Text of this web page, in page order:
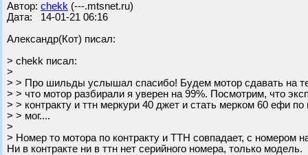
Автор: chekk (---.mtsnet.ru)
Дата: 14-01-21 06:16
Александр(Кот) писал:
> chekk писал:
>
> > Про шильды услышал спасибо! Будем мотор сдавать на
> > что мотор разбирали я уверен на 99%. Посмотрим, что
> > контракту и ттн меркури 40 джет и стать мерком 60 ефи
> > мог....
>
> Номер то мотора по контракту и ТТН совпадает, с номером
Ни в контракте ни в ттн нет серийного номера, только модель.